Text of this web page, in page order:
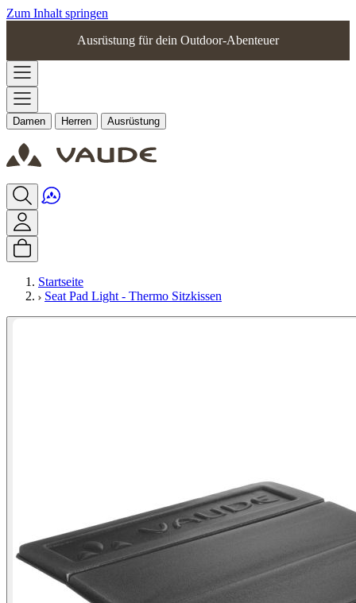
Zum Inhalt springen
Ausrüstung für dein Outdoor-Abenteuer
Damen Herren Ausrüstung
Startseite
Seat Pad Light - Thermo Sitzkissen